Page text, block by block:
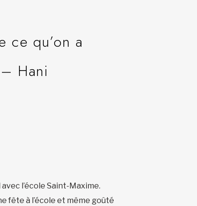
ce qu’on a
Hani
l’école Saint-Maxime.
fête à l’école et même goûté